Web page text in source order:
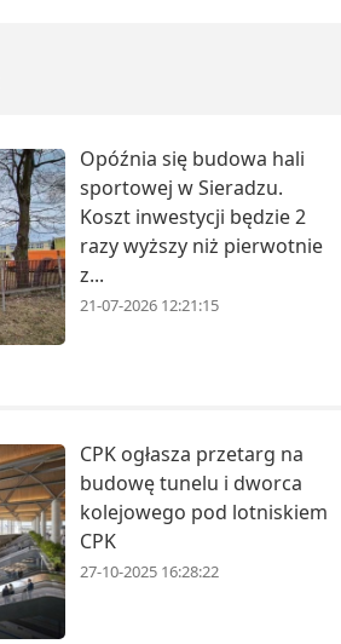
Opóźnia się budowa hali
sportowej w Sieradzu.
Koszt inwestycji będzie 2
razy wyższy niż pierwotnie
z...
21-07-2026 12:21:15
CPK ogłasza przetarg na
budowę tunelu i dworca
kolejowego pod lotniskiem
CPK
27-10-2025 16:28:22